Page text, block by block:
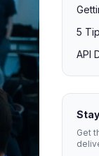
5
API
Get